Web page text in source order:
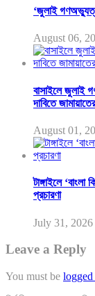
‘জুলাই
August 06,
বাসাইলে জুলাই
দাবিতে
August 01,
টাঙ্গাইলে
প্রচারণা
July 31, 2026
Leave a Reply
You must be logged